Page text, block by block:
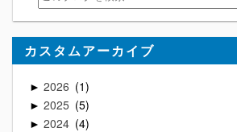
カスタムアーカイブ
► 2026 1
► 2025 5
► 2024 4